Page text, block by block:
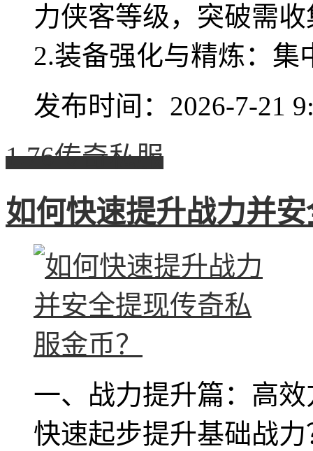
力侠客等级，突破需
2.装备强化与精炼：集
发布时间：2026-7-21
1.76传奇私服
如何快速提升战力并
一、战力提升篇：高
快速起步提升基础战